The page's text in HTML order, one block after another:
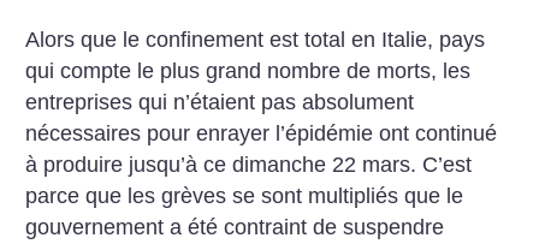
Alors que le confinement est total en Italie, pays
qui compte le plus grand nombre de morts, les
entreprises qui n’étaient pas absolument
nécessaires pour enrayer l’épidémie ont continué
à produire jusqu’à ce dimanche 22 mars. C’est
parce que les grèves se sont multipliés que le
gouvernement a été contraint de suspendre